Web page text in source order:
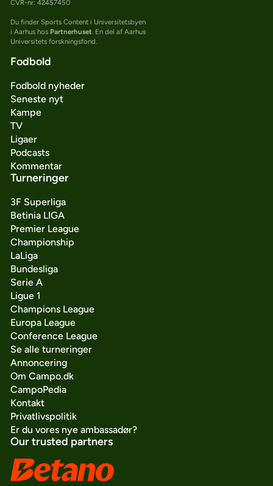
CVR-nr: 42457450
Du finder Sports Content i Universitetsbyen
i Aarhus hos Partnerhuset. En del af Aarhus
Universitets forskningsfond.
Fodbold
Fodbold nyheder
Seneste nyt
Kampe
TV
Ligaer
Podcasts
Kommentar
Turneringer
3F Superliga
Betinia LIGA
Premier League
Championship
LaLiga
Bundesliga
Serie A
Ligue 1
Champions League
Europa League
Conference League
Se alle turneringer
Annoncering
Om Campo.dk
CampoPedia
Kontakt
Privatlivspolitik
Er du vores nye ambassadør?
Our trusted partners